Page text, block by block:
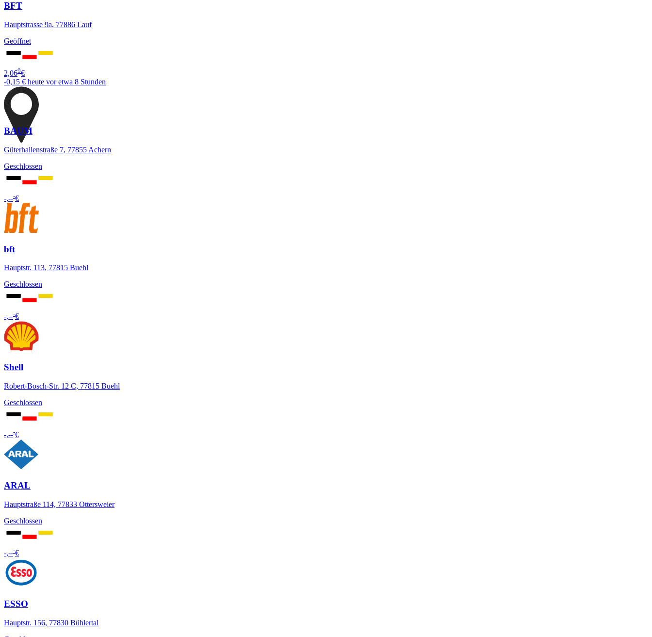
BFT
Hauptstrasse 9a, 77886 Lauf
Geöffnet
2,069€
-0,15 € heute vor etwa 8 Stunden
BAUM
Güterhallenstraße 7, 77855 Achern
Geschlossen
-,---€
bft
Hauptstr. 113, 77815 Buehl
Geschlossen
-,---€
Shell
Robert-Bosch-Str. 12 C, 77815 Buehl
Geschlossen
-,---€
ARAL
Hauptstraße 114, 77833 Ottersweier
Geschlossen
-,---€
ESSO
Hauptstr. 156, 77830 Bühlertal